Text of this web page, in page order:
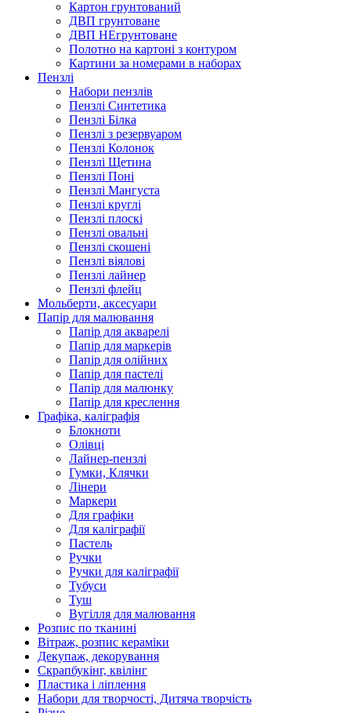
Картон грунтований
ДВП грунтоване
ДВП НЕгрунтоване
Полотно на картоні з контуром
Картини за номерами в наборах
Пензлі
Набори пензлів
Пензлі Синтетика
Пензлі Білка
Пензлі з резервуаром
Пензлі Колонок
Пензлі Щетина
Пензлі Поні
Пензлі Мангуста
Пензлі круглі
Пензлі плоскі
Пензлі овальні
Пензлі скошені
Пензлі віялові
Пензлі лайнер
Пензлі флейц
Мольберти, аксесуари
Папір для малювання
Папір для акварелі
Папір для маркерів
Папір для олійних
Папір для пастелі
Папір для малюнку
Папір для креслення
Графіка, каліграфія
Блокноти
Олівці
Лайнер-пензлі
Гумки, Клячки
Лінери
Маркери
Для графіки
Для каліграфії
Пастель
Ручки
Ручки для каліграфії
Тубуси
Туш
Вугілля для малювання
Розпис по тканині
Вітраж, розпис кераміки
Декупаж, декорування
Скрапбукінг, квілінг
Пластика і ліплення
Набори для творчості, Дитяча творчість